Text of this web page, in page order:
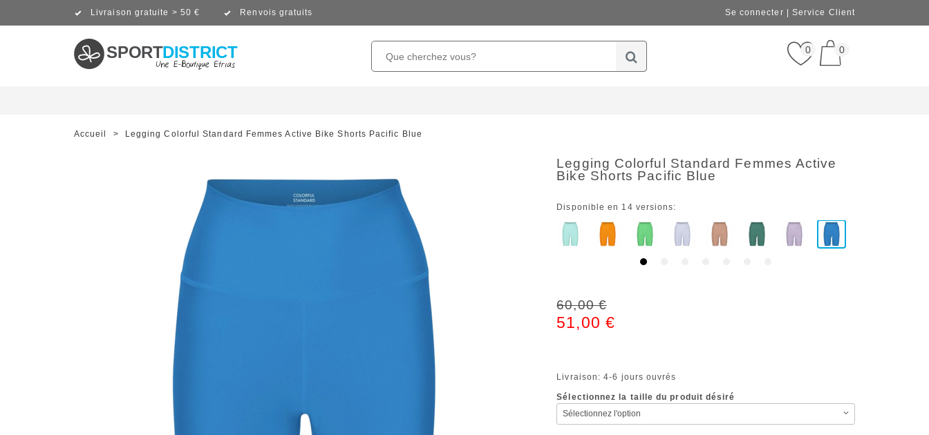
Livraison gratuite > 50 € Renvois gratuits Se connecter Service Client
SPORTDISTRICT 0 0
Accueil > Legging Colorful Standard Femmes Active Bike Shorts Pacific Blue
Legging Colorful Standard Femmes Active
Bike Shorts Pacific Blue
Disponible en 14 versions:
60,00 €
51,00 €
Livraison: 4-6 jours ouvrés
Sélectionnez la taille du produit désiré